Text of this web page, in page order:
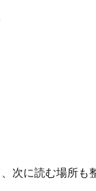
次に読む場所も